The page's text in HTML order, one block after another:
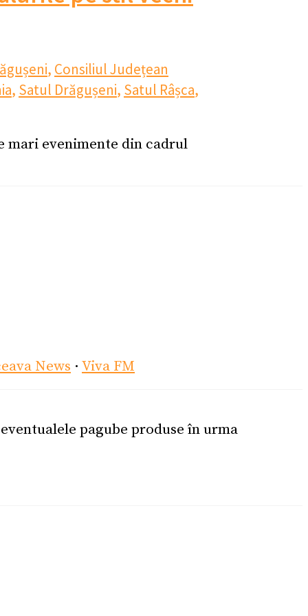
, Consiliul Județean
, Satul Drăgușeni, Satul Râșca,
mari evenimente din cadrul
News · Viva FM
pagube produse în urma